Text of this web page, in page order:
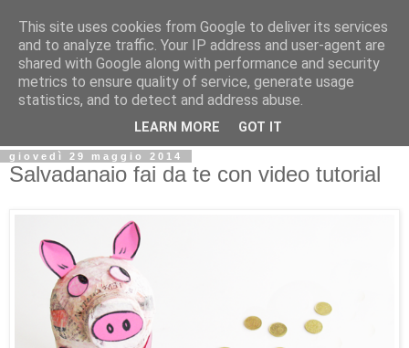
giovedì 29 maggio 2014
Salvadanaio fai da te con video tutorial
This site uses cookies from Google to deliver its services
and to analyze traffic. Your IP address and user-agent are
shared with Google along with performance and security
metrics to ensure quality of service, generate usage
statistics, and to detect and address abuse.
LEARN MORE GOT IT